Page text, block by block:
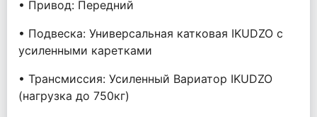
• Привод: Передний
• Подвеска: Универсальная катковая IKUDZO с
усиленными каретками
• Трансмиссия: Усиленный Вариатор IKUDZO
(нагрузка до 750кг)